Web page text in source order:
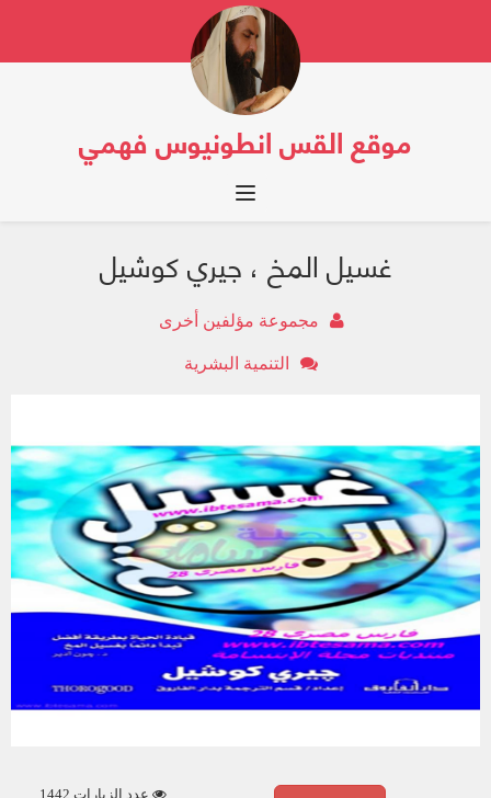
موقع القس انطونيوس فهمي
Toggle navigation
غسيل المخ ، جيري كوشيل
مجموعة مؤلفين أخرى
التنمية البشرية
عدد الزيارات 1442